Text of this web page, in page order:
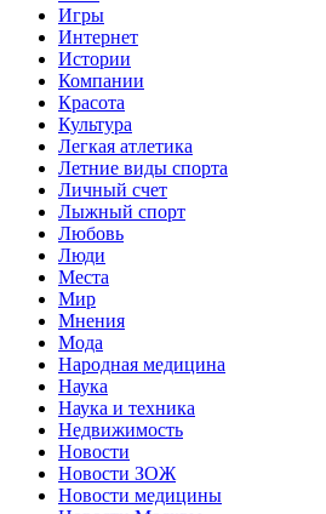
Игры
Интернет
Истории
Компании
Красота
Культура
Легкая атлетика
Летние виды спорта
Личный счет
Лыжный спорт
Любовь
Люди
Места
Мир
Мнения
Мода
Народная медицина
Наука
Наука и техника
Недвижимость
Новости
Новости ЗОЖ
Новости медицины